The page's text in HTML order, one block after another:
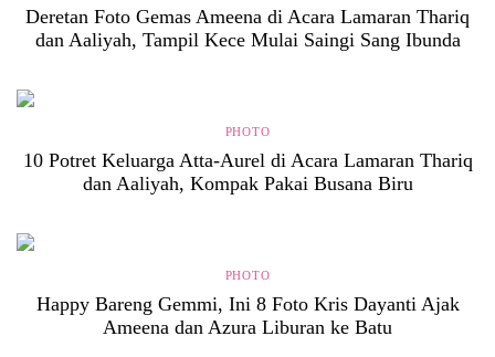
Deretan Foto Gemas Ameena di Acara Lamaran Thariq
dan Aaliyah, Tampil Kece Mulai Saingi Sang Ibunda
PHOTO
10 Potret Keluarga Atta-Aurel di Acara Lamaran Thariq
dan Aaliyah, Kompak Pakai Busana Biru
PHOTO
Happy Bareng Gemmi, Ini 8 Foto Kris Dayanti Ajak
Ameena dan Azura Liburan ke Batu